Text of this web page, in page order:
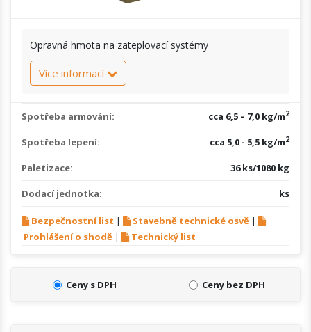
Opravná hmota na zateplovací systémy
Více informací
Spotřeba armování: cca 6,5 – 7,0 kg/m2
Spotřeba lepení: cca 5,0 - 5,5 kg/m2
Paletizace: 36 ks/1080 kg
Dodací jednotka: ks
Bezpečnostní list | Stavebně technické osvě |
Prohlášení o shodě | Technický list
Ceny s DPH Ceny bez DPH